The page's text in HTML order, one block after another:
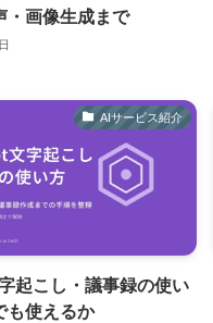
・画像生成まで
AIサービス紹介
起こし・議事録の使い
も使えるか